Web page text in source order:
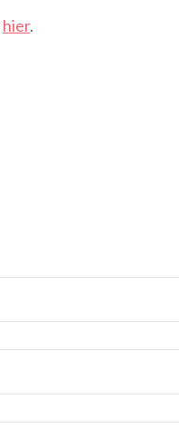
hier.